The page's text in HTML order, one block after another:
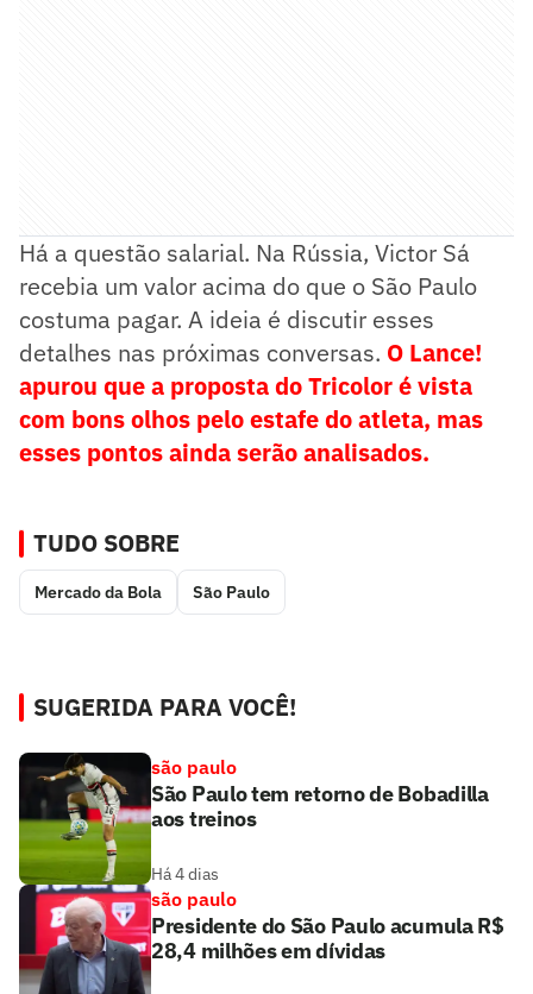
Há a questão salarial. Na Rússia, Victor Sá
recebia um valor acima do que o São Paulo
costuma pagar. A ideia é discutir esses
detalhes nas próximas conversas. O Lance!
apurou que a proposta do Tricolor é vista
com bons olhos pelo estafe do atleta, mas
esses pontos ainda serão analisados.
TUDO SOBRE
Mercado da Bola São Paulo
SUGERIDA PARA VOCÊ!
são paulo
São Paulo tem retorno de Bobadilla
aos treinos
Há 4 dias
são paulo
Presidente do São Paulo acumula R$
28,4 milhões em dívidas